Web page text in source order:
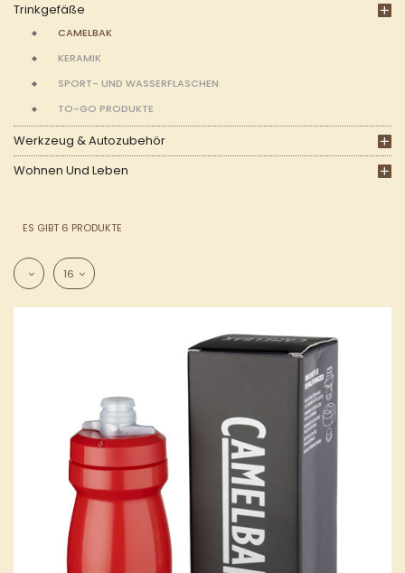
Trinkgefäße
CAMELBAK
KERAMIK
SPORT- UND WASSERFLASCHEN
TO-GO PRODUKTE
Werkzeug & Autozubehör
Wohnen Und Leben
ES GIBT 6 PRODUKTE
16